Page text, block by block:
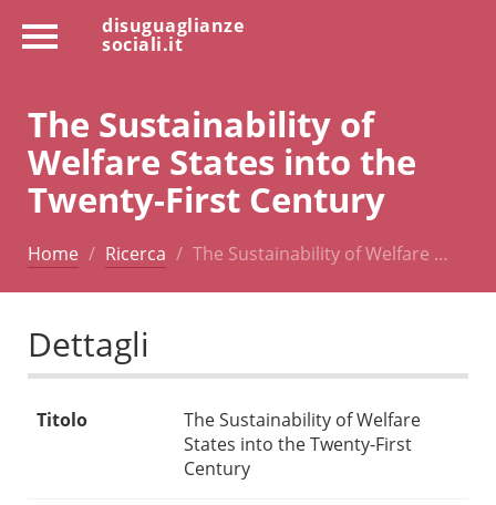
disuguaglianze
sociali.it
The Sustainability of
Welfare States into the
Twenty-First Century
Home Ricerca The Sustainability of Welfare …
Dettagli
Titolo
The Sustainability of Welfare
States into the Twenty-First
Century